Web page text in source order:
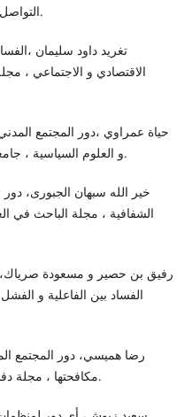
التواصل في الاقتصاد و القانون ،العدد51،2017.
الاقتصادي و الاجتماعي ،
و العلوم السياسية ، جامعة حنتشلة ، المجلد 9، العدد 2، 2022.
الفساد بين الفاعلية و
مكافحتها ، مجلة دفاتر السياسة و القانون ، العدد1، 2009.